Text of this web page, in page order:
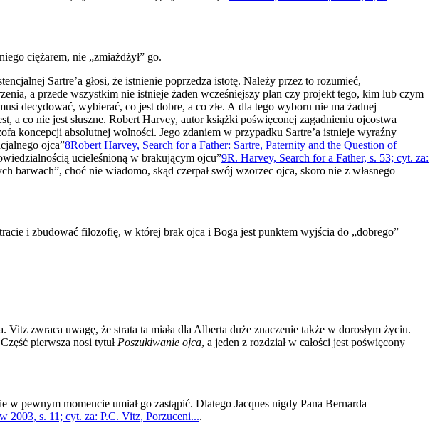
ciężarem, nie „zmiażdżył” go.
Sartre’a głosi, że istnienie poprzedza istotę. Należy przez to rozumieć,
a przede wszystkim nie istnieje żaden wcześniejszy plan czy projekt tego, kim lub czym
decydować, wybierać, co jest dobre, a co złe. A dla tego wyboru nie ma żadnej
a co nie jest słuszne. Robert Harvey, autor książki poświęconej zagadnieniu ojcostwa
koncepcji absolutnej wolności. Jego zdaniem w przypadku Sartre’a istnieje wyraźny
ojca”8Robert Harvey, Search for a Father: Sartre, Paternity and the Question of
ucieleśnioną w brakującym ojcu”9R. Harvey, Search for a Father, s. 53; cyt. za:
barwach”, choć nie wiadomo, skąd czerpał swój wzorzec ojca, skoro nie z własnego
i zbudować filozofię, w której brak ojca i Boga jest punktem wyjścia do „dobrego”
zwraca uwagę, że strata ta miała dla Alberta duże znaczenie także w dorosłym życiu.
pierwsza nosi tytuł Poszukiwanie ojca, a jeden z rozdział w całości jest poświęcony
pewnym momencie umiał go zastąpić. Dlatego Jacques nigdy Pana Bernarda
2003, s. 11; cyt. za: P.C. Vitz, Porzuceni....